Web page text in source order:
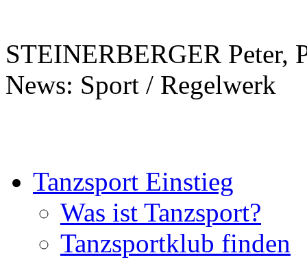
STEINERBERGER Peter,
News: Sport / Regelwerk
Tanzsport Einstieg
Was ist Tanzsport?
Tanzsportklub finden